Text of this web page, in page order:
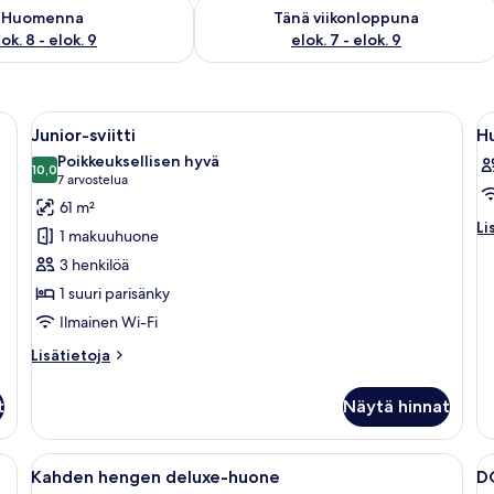
Huomenna
8 - elok. 9
Tänä viikonloppuna
elok. 7 - elok. 9
sänky, oleskelualue ja näkymä ulos.
Avaa
kaikki
huonetyypin
Junior-
sviitti
kuvat
Ylellinen hotellihuone, jossa on
6
Junior-sviitti
10,010,0 kautta 10
Poikkeuksellisen hyvä
7 arvostelua
(7
arvostelua)
61 m²
1 makuuhuone
3 henkilöä
1 suuri parisänky
Ilmainen Wi-Fi
Lisätietoja
Lisätietoja
Näytä hinnat
sänky, oleskelualue, takka ja televisio.
Avaa
Tilava makuuhuone, jossa on suuri
6
Kahden hengen deluxe-huone